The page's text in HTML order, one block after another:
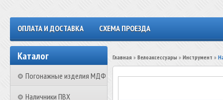
ОПЛАТА И ДОСТАВКА СХЕМА ПРОЕЗДА
Каталог
Погонажные изделия МДФ
Наличники ПВХ
Главная » Велоаксессуары » Инструмент »